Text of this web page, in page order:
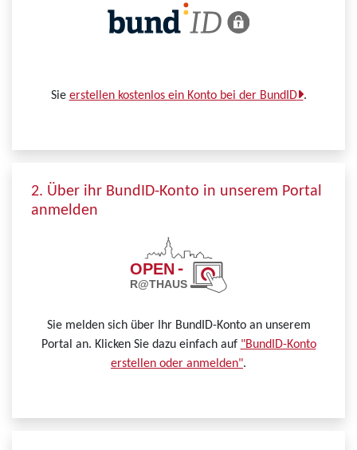
Sie erstellen kostenlos ein Konto bei der BundID .
2. Über ihr BundID-Konto in unserem Portal
anmelden
Sie melden sich über Ihr BundID-Konto an unserem
Portal an. Klicken Sie dazu einfach auf "BundID-Konto
erstellen oder anmelden".